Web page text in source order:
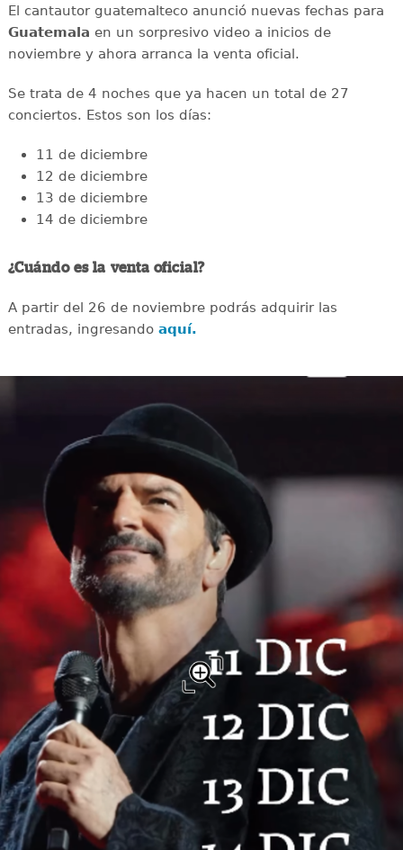
El cantautor guatemalteco anunció nuevas fechas para
Guatemala en un sorpresivo video a inicios de
noviembre y ahora arranca la venta oficial.
Se trata de 4 noches que ya hacen un total de 27
conciertos. Estos son los días:
11 de diciembre
12 de diciembre
13 de diciembre
14 de diciembre
¿Cuándo es la venta oficial?
A partir del 26 de noviembre podrás adquirir las
entradas, ingresandoaquí.